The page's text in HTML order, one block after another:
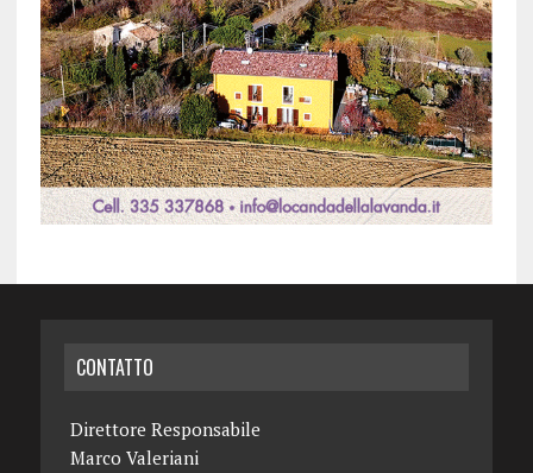
CONTATTO
Direttore Responsabile
Marco Valeriani